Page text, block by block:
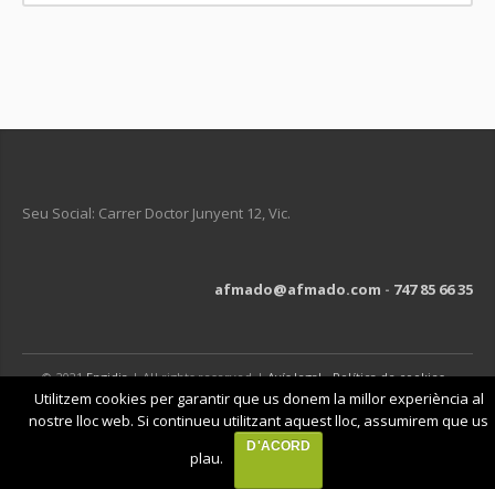
Seu Social: Carrer Doctor Junyent 12, Vic.
afmado@afmado.com - 747 85 66 35
© 2021Engidia| All rights reserved |Avís legal-Política de cookies-
Política de privacitat
Utilitzem cookies per garantir que us donem la millor experiència al
nostre lloc web. Si continueu utilitzant aquest lloc, assumirem que us
plau.
D'ACORD